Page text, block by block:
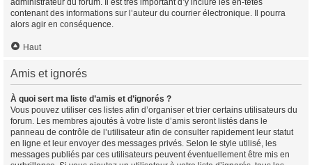
administrateur du forum. Il est très important d’y inclure les en-têtes
contenant des informations sur l’auteur du courrier électronique. Il pourra
alors agir en conséquence.
Haut
Amis et ignorés
À quoi sert ma liste d’amis et d’ignorés ?
Vous pouvez utiliser ces listes afin d’organiser et trier certains utilisateurs du
forum. Les membres ajoutés à votre liste d’amis seront listés dans le
panneau de contrôle de l’utilisateur afin de consulter rapidement leur statut
en ligne et leur envoyer des messages privés. Selon le style utilisé, les
messages publiés par ces utilisateurs peuvent éventuellement être mis en